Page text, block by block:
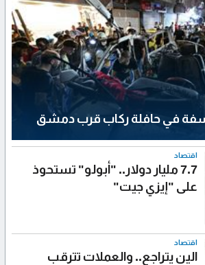
في حافلة ركاب قرب دمشق
اقتصاد
7.7 مليار دولار.. "أبولو" تستحوذ
على "إيزي جيت"
اقتصاد
الين يتراجع.. والعملات تترقب